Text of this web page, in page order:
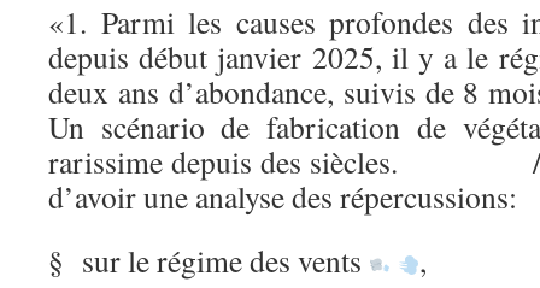
«1. Parmi les causes profondes des
depuis début janvier 2025, il y a le
deux ans d’abondance, suivis de 8
Un scénario de fabrication de
rarissime depuis des siècles.
d’avoir une analyse des répercussions:
§ sur le régime des vents
,